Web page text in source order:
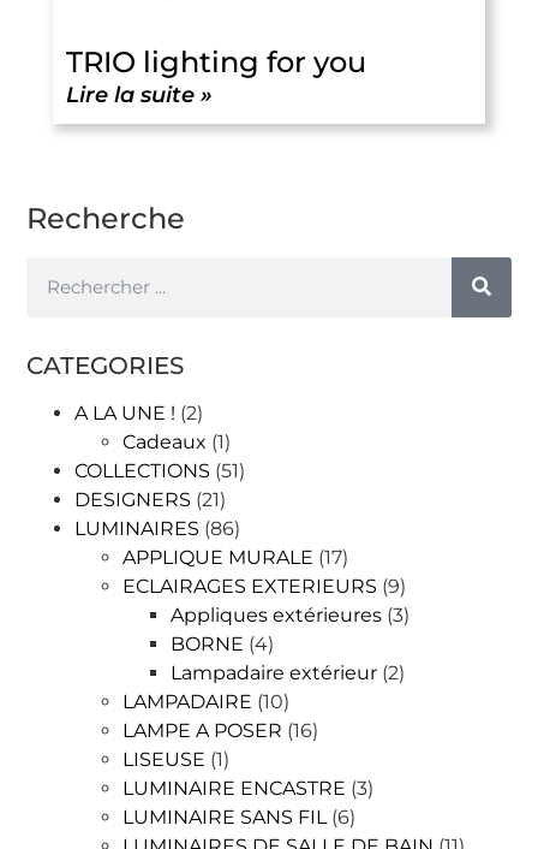
TRIO lighting for you
Lire la suite »
Recherche
CATEGORIES
A LA UNE ! (2)
Cadeaux (1)
COLLECTIONS (51)
DESIGNERS (21)
LUMINAIRES (86)
APPLIQUE MURALE (17)
ECLAIRAGES EXTERIEURS (9)
Appliques extérieures (3)
BORNE (4)
Lampadaire extérieur (2)
LAMPADAIRE (10)
LAMPE A POSER (16)
LISEUSE (1)
LUMINAIRE ENCASTRE (3)
LUMINAIRE SANS FIL(6)